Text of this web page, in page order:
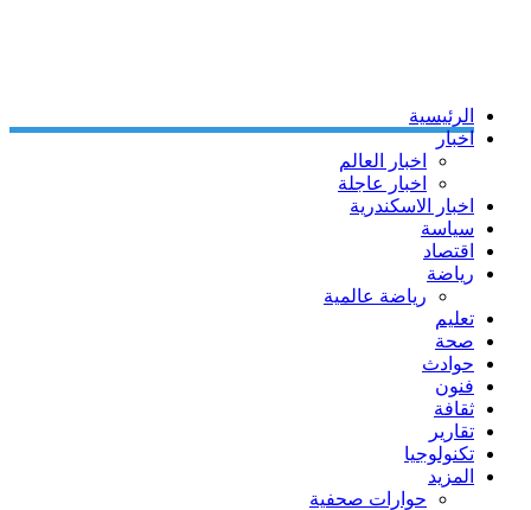
الرئيسية
اخبار
اخبار العالم
اخبار عاجلة
اخبار الاسكندرية
سياسة
اقتصاد
رياضة
رياضة عالمية
تعليم
صحة
حوادث
فنون
ثقافة
تقارير
تكنولوجيا
المزيد
حوارات صحفية